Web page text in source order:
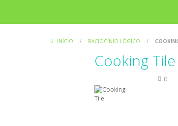
INÍCIO / RACIOCÍNIO LÓGICO /
Cooking Tile
0